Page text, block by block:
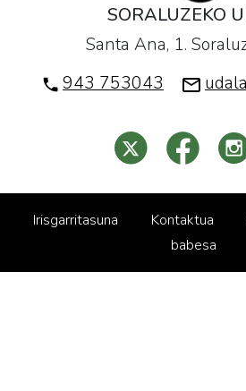
SORALUZEKO
Santa Ana, 1.
943 753043
Irisgarritasuna Kontaktua
babesa